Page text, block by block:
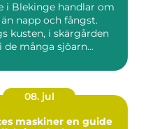
i Blekinge handlar om
napp och fångst.
kusten, i skärgården
de många sjöarn...
08. jul
maskiner en guide